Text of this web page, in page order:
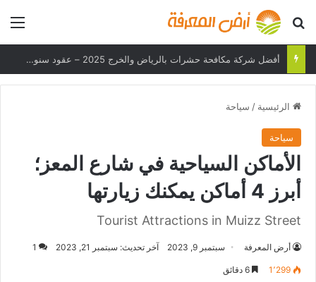
بحث عن
هل يمكن لهاتفك تحمل درجات الحرارة القصوى؟
الرئيسية / سياحة
سياحة
الأماكن السياحية في شارع المعز؛
أبرز 4 أماكن يمكنك زيارتها
Tourist Attractions in Muizz Street
أرض المعرفة سبتمبر 9, 2023 آخر تحديث: سبتمبر 21, 2023 1
1٬299